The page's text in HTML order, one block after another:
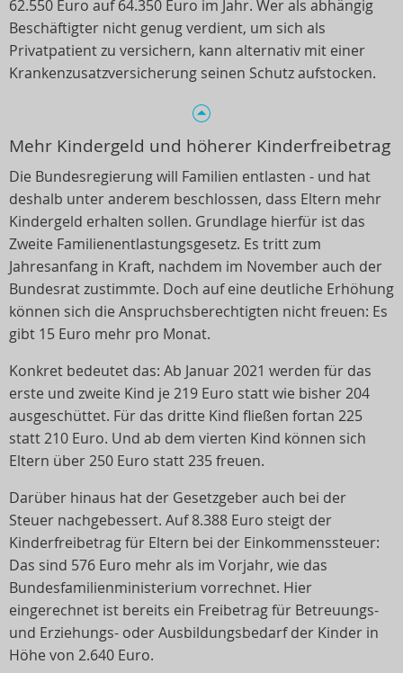
62.550 Euro auf 64.350 Euro im Jahr. Wer als abhängig
Beschäftigter nicht genug verdient, um sich als
Privatpatient zu versichern, kann alternativ mit einer
Krankenzusatzversicherung seinen Schutz aufstocken.
Mehr Kindergeld und höherer Kinderfreibetrag
Die Bundesregierung will Familien entlasten - und hat
deshalb unter anderem beschlossen, dass Eltern mehr
Kindergeld erhalten sollen. Grundlage hierfür ist das
Zweite Familienentlastungsgesetz. Es tritt zum
Jahresanfang in Kraft, nachdem im November auch der
Bundesrat zustimmte. Doch auf eine deutliche Erhöhung
können sich die Anspruchsberechtigten nicht freuen: Es
gibt 15 Euro mehr pro Monat.
Konkret bedeutet das: Ab Januar 2021 werden für das
erste und zweite Kind je 219 Euro statt wie bisher 204
ausgeschüttet. Für das dritte Kind fließen fortan 225
statt 210 Euro. Und ab dem vierten Kind können sich
Eltern über 250 Euro statt 235 freuen.
Darüber hinaus hat der Gesetzgeber auch bei der
Steuer nachgebessert. Auf 8.388 Euro steigt der
Kinderfreibetrag für Eltern bei der Einkommenssteuer:
Das sind 576 Euro mehr als im Vorjahr, wie das
Bundesfamilienministerium vorrechnet. Hier
eingerechnet ist bereits ein Freibetrag für Betreuungs-
und Erziehungs- oder Ausbildungsbedarf der Kinder in
Höhe von 2.640 Euro.